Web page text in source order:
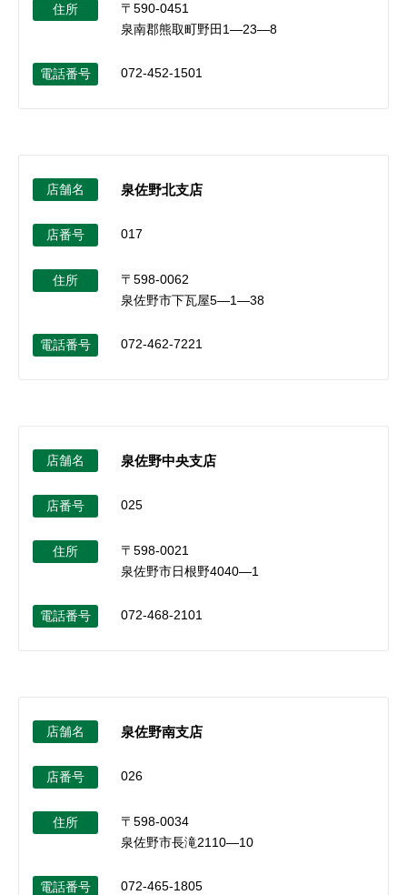
住所
〒590-0451
泉南郡熊取町野田1―23―8
電話番号 072-452-1501
店舗名 泉佐野北支店
店番号 017
住所
〒598-0062
泉佐野市下瓦屋5―1―38
電話番号 072-462-7221
店舗名 泉佐野中央支店
店番号 025
住所
〒598-0021
泉佐野市日根野4040―1
電話番号 072-468-2101
店舗名 泉佐野南支店
店番号 026
住所
〒598-0034
泉佐野市長滝2110―10
電話番号 072-465-1805